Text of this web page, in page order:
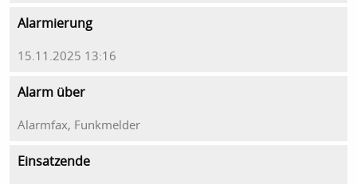
Alarmierung
15.11.2025 13:16
Alarm über
Alarmfax, Funkmelder
Einsatzende